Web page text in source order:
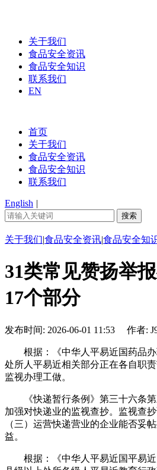
关于我们
食品安全资讯
食品安全知识
联系我们
EN
首页
关于我们
食品安全资讯
食品安全知识
联系我们
English |
关于我们|食品安全资讯|食品安全知
31类常见赞扬举
17个部分
发布时间: 2026-06-01 11:53 作者:
根据：《中华人平易近国药品办
处所人平易近相关部分正在各自职
监视办理工做。
《快递暂行条例》第三十六条第
加强对快递业的监视查抄。监视查
（三）运营快递营业的企业能否妥
益。
根据：《中华人平易近国平易近